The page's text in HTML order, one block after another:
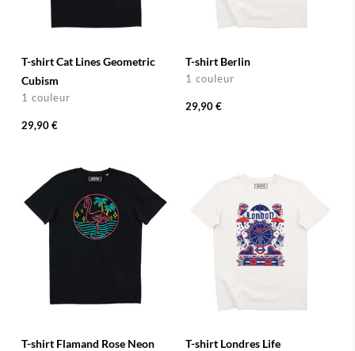
T-shirt Cat Lines Geometric
Cubism
1 couleur
29,90 €
T-shirt Berlin
1 couleur
29,90 €
T-shirt Flamand Rose Neon T-shirt Londres Life